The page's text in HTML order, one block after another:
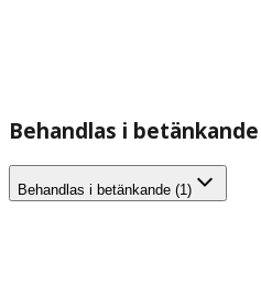
Behandlas i
Behandlas i betänkande (1)